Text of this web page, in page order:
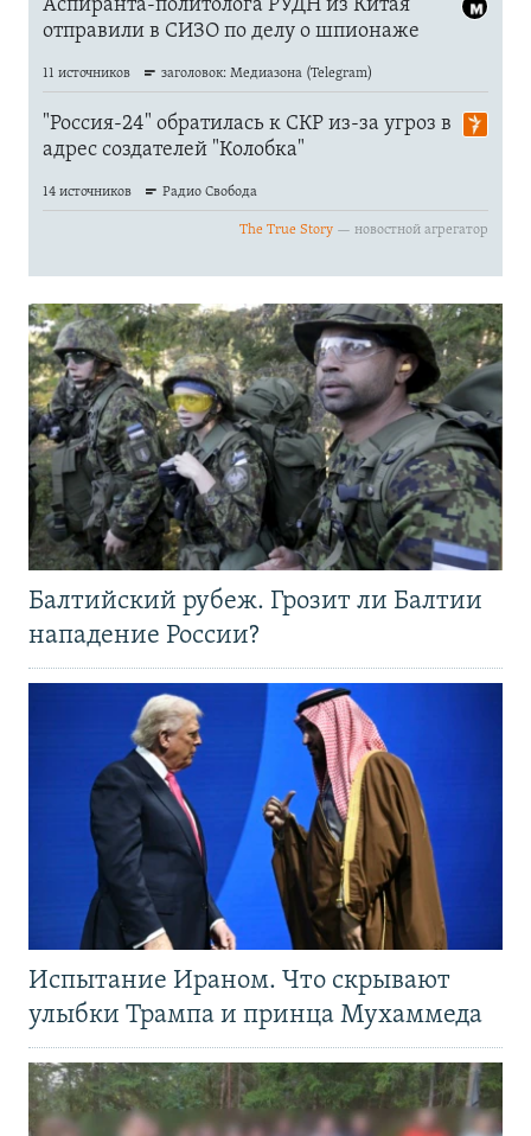
Балтийский рубеж. Грозит ли Балтии
нападение России?
Испытание Ираном. Что скрывают
улыбки Трампа и принца Мухаммеда